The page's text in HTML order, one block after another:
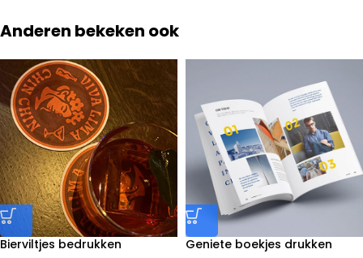
Anderen bekeken ook
Bierviltjes bedrukken Geniete boekjes drukken